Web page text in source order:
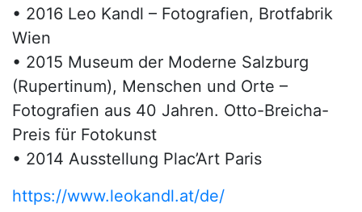
• 2016 Leo Kandl – Fotografien, Brotfabrik
Wien
• 2015 Museum der Moderne Salzburg
(Rupertinum), Menschen und Orte –
Fotografien aus 40 Jahren. Otto-Breicha-
Preis für Fotokunst
• 2014 Ausstellung Plac’Art Paris
https://www.leokandl.at/de/